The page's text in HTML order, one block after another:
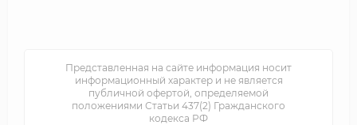
Представленная на сайте информация носит
информационный характер и не является
публичной офертой, определяемой
положениями Статьи 437(2) Гражданского
кодекса РФ